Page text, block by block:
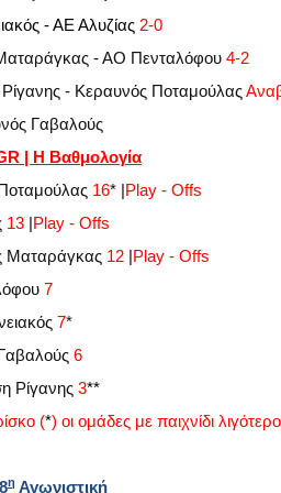
- ΑΕ Αλυζίας 2-0
-ΑΟ Πενταλόφου 4-2
- Κεραυνός Ποταμούλας
Γαβαλούς
| Η Βαθμολογία
16* |Play - Offs
13 |Play - Offs
Ματαράγκας 12 |Play - Offs
7
7*
6
Ρίγανης 3**
(*) οι ομάδες με παιχνίδι λιγότερο
η Αγωνιστική